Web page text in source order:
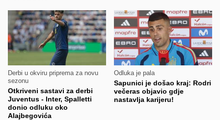
Derbi u okviru priprema za novu
sezonu
Otkriveni sastavi za derbi
Juventus - Inter, Spalletti
donio odluku oko
Alajbegovića
Odluka je pala
Sapunici je došao kraj: Rodri
večeras objavio gdje
nastavlja karijeru!